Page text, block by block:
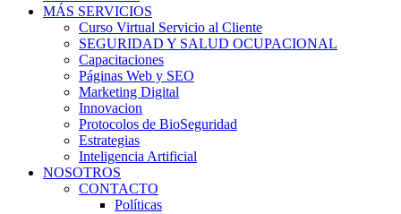
MÁS SERVICIOS
Curso Virtual Servicio al Cliente
SEGURIDAD Y SALUD OCUPACIONAL
Capacitaciones
Páginas Web y SEO
Marketing Digital
Innovacion
Protocolos de BioSeguridad
Estrategias
Inteligencia Artificial
NOSOTROS
CONTACTO
Políticas